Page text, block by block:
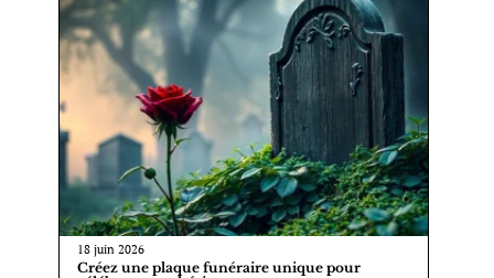
18 juin 2026
Créez une plaque funéraire unique pour